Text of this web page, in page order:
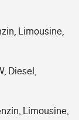
Limousine,
Diesel,
Limousine,